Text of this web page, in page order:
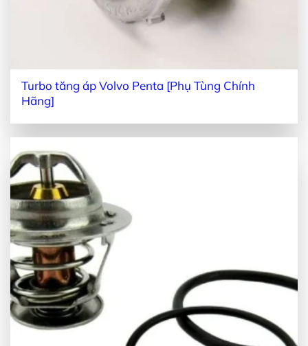
Turbo tăng áp Volvo Penta [Phụ Tùng Chính
Hãng]